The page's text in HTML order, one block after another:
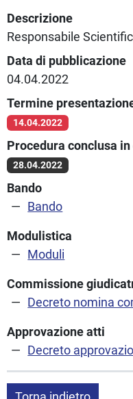
Descrizione
Responsabile
Data di pubblicazione
04.04.2022
Termine
14.04.2022
Procedura conclusa in
28.04.2022
Bando
Bando
Modulistica
Moduli
Commissione
Decreto nomina
Approvazione atti
Decreto